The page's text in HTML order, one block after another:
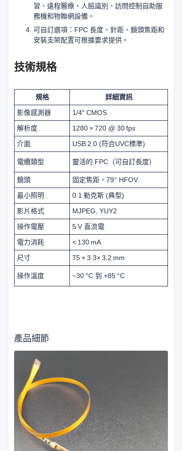
習、遠程醫療、人臉識別、訪問控制自助服
務機和物聯網設備。
可自訂選項：FPC 長度、針距、鏡頭焦距和
安裝支架配置可根據要求提供。
技術規格
規格
詳細資訊
影像感測器
1/4″ CMOS
解析度
1280 × 720 @ 30 fps
介面
USB 2.0 (符合UVC標準)
電纜類型 靈活的 FPC（可自訂長度）
鏡頭
固定焦距，79° HFOV
最小照明
0.1 勒克斯 (典型)
影片格式
MJPEG, YUY2
操作電壓
5 V 直流電
電力消耗
< 130 mA
尺寸
75 × 3.3× 3.2 mm
操作溫度 −30 °C 到 +85 °C
產品細節